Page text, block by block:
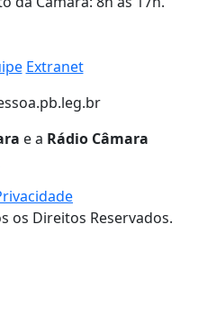
Extranet
e a Rádio Câmara
os Direitos Reservados.